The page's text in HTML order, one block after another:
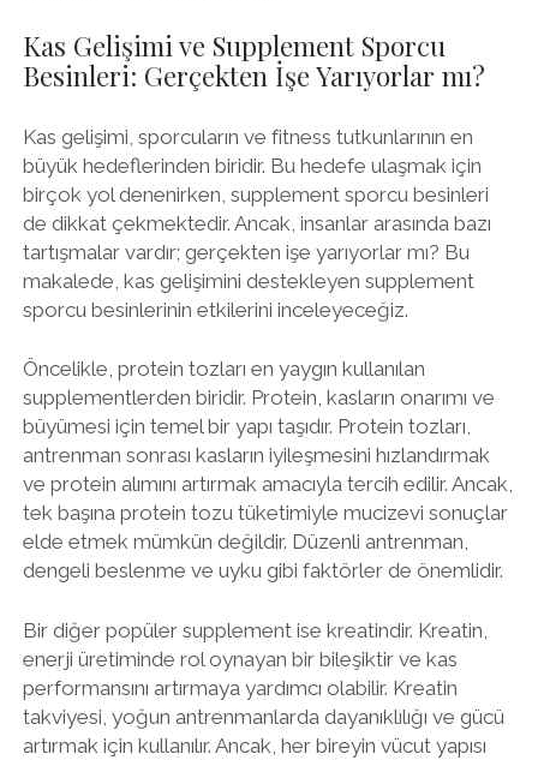
Kas Gelişimi ve Supplement Sporcu
Besinleri: Gerçekten İşe Yarıyorlar mı?
Kas gelişimi, sporcuların ve fitness tutkunlarının en
büyük hedeflerinden biridir. Bu hedefe ulaşmak için
birçok yol denenirken, supplement sporcu besinleri
de dikkat çekmektedir. Ancak, insanlar arasında bazı
tartışmalar vardır; gerçekten işe yarıyorlar mı? Bu
makalede, kas gelişimini destekleyen supplement
sporcu besinlerinin etkilerini inceleyeceğiz.
Öncelikle, protein tozları en yaygın kullanılan
supplementlerden biridir. Protein, kasların onarımı ve
büyümesi için temel bir yapı taşıdır. Protein tozları,
antrenman sonrası kasların iyileşmesini hızlandırmak
ve protein alımını artırmak amacıyla tercih edilir. Ancak,
tek başına protein tozu tüketimiyle mucizevi sonuçlar
elde etmek mümkün değildir. Düzenli antrenman,
dengeli beslenme ve uyku gibi faktörler de önemlidir.
Bir diğer popüler supplement ise kreatindir. Kreatin,
enerji üretiminde rol oynayan bir bileşiktir ve kas
performansını artırmaya yardımcı olabilir. Kreatin
takviyesi, yoğun antrenmanlarda dayanıklılığı ve gücü
artırmak için kullanılır. Ancak, her bireyin vücut yapısı